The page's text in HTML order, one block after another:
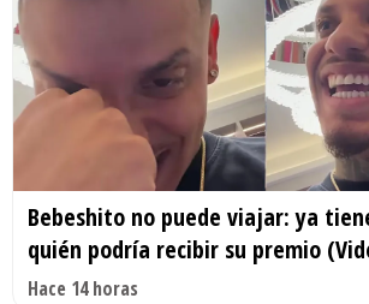
Bebeshito no puede viajar: ya
quién podría recibir su premio
Hace 14 horas